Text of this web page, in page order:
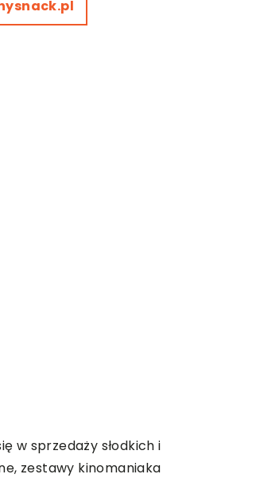
w sprzedaży słodkich i
zestawy kinomaniaka